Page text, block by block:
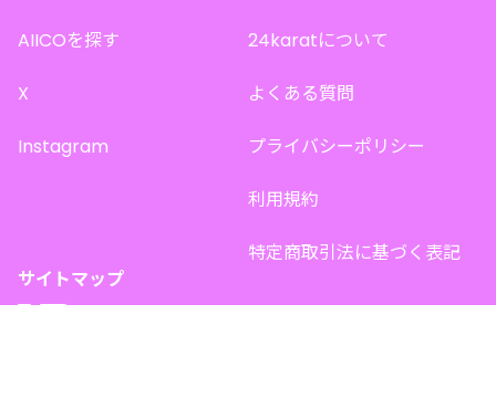
AIICOを探す
X
Instagram
24karatについて
よくある質問
プライバシーポリシー
利用規約
特定商取引法に基づく表記
サイトマップ